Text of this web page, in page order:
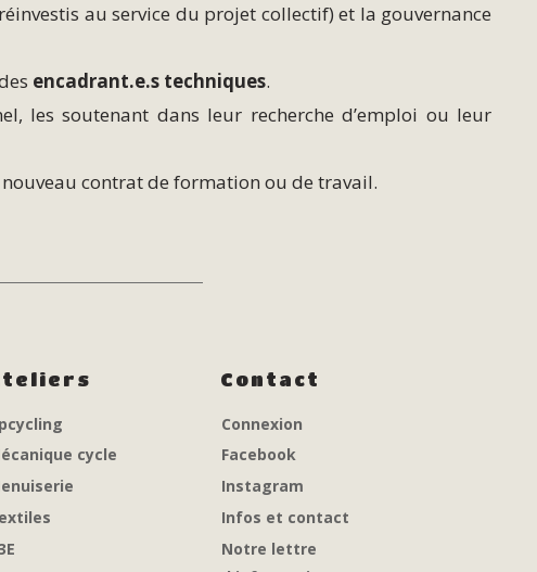
au service du projet collectif) et la gouvernance
encadrant.e.s techniques.
les soutenant dans leur recherche d’emploi ou leur
contrat de formation ou de travail.
cycle
Contact
Connexion
Facebook
Instagram
Infos et contact
Notre lettre